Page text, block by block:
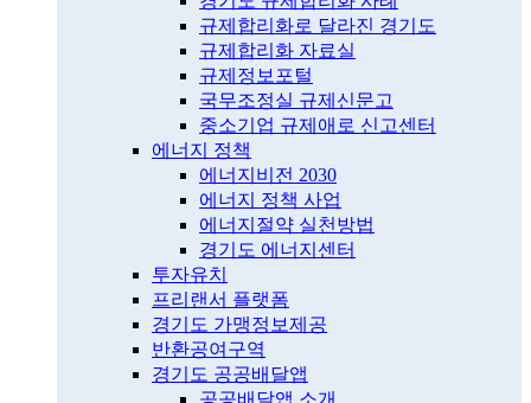
규제합리화로 달라진 경기도
규제합리화 자료실
규제정보포털
국무조정실 규제신문고
중소기업 규제애로 신고센터
에너지 정책
에너지비전 2030
에너지 정책 사업
에너지절약 실천방법
경기도 에너지센터
투자유치
프리랜서 플랫폼
경기도 가맹정보제공
반환공여구역
경기도 공공배달앱
공공배달앱 소개